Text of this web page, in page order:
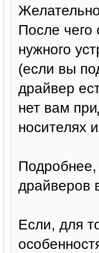
После чего
нужного
(если вы
драйвер
нет вам
носителях
драйверов
Если, для